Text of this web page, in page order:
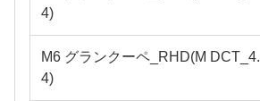
4)
M6 グランクーペ_RHD(M DCT_4.
4)